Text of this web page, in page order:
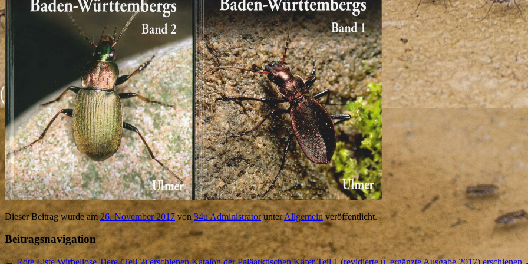
Dieser Beitrag wurde am26. November 2017von34u AdministratorunterAllgemeinveröffentlicht.
Beitragsnavigation
←Rote Liste Wirbellose Tiere (Teil 2) erschienen Katalog der Paläarktischen Käfer Teil 1 (revidierte u. ergänzte Ausgabe 2017) erschienen